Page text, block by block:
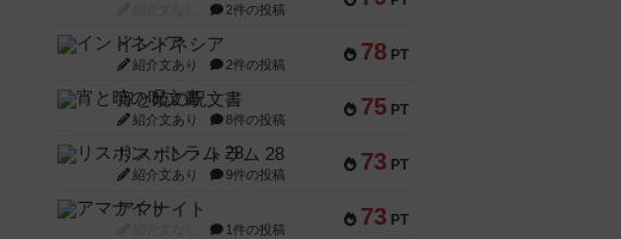
2件の投稿
78 PT
インドネシア
紹介文あり 2件の投稿
75 PT
宵と暁の呪文書
紹介文あり 8件の投稿
73 PT
リスボン・トラム 28
紹介文あり 9件の投稿
73 PT
アマナイト
1件の投稿